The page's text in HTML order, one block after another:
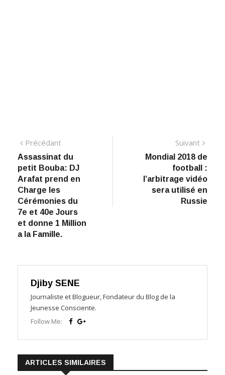
Navigation
de
l’article
PrécédantPrécédant:
Assassinat du
petit Bouba: DJ
Arafat prend en
Charge les
Cérémonies du
7e et 40e Jours
et donne 1 Million
a la Famille.
Suivant
Mondial 2018 de
football :
l’arbitrage vidéo
sera utilisé en
Russie
Djiby SENE
Journaliste et Blogueur, Fondateur du Blog de la
Jeunesse Consciente.
Follow Me:
ARTICLES SIMILAIRES